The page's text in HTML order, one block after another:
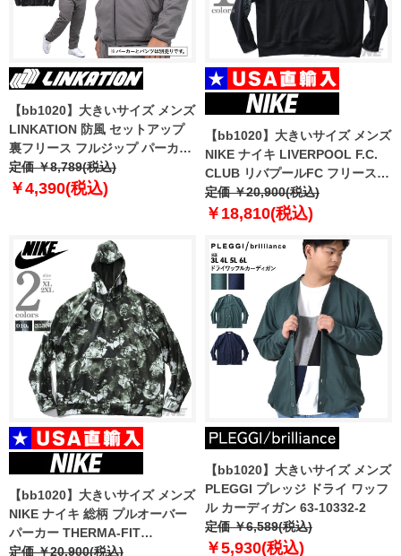
【bb1020】大きいサイズ メンズ
LINKATION 防風 セットアップ
裏フリース フルジップ パーカー
la-cj210414
定価 ￥8,789(税込)
￥4,390(税込)
【bb1020】大きいサイズ メンズ
NIKE ナイキ LIVERPOOL F.C.
CLUB リバプールFC フリース
プルオーバー パーカー USA直輸
入 dn3119
定価 ￥20,900(税込)
￥18,810(税込)
【bb1020】大きいサイズ メンズ
NIKE ナイキ 総柄 プルオーバー
パーカー THERMA-FIT
PULLOVER FITNESS HOODIE
定価 ￥20,900(税込)
【bb1020】大きいサイズ メンズ
PLEGGI プレッジ ドライ ワッフ
ル カーディガン 63-10332-2
定価 ￥6,589(税込)
￥5,930(税込)